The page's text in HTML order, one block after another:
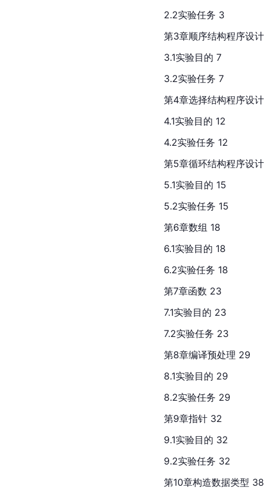
2.2实验任务 3
第3章顺序结构程序设
3.1实验目的 7
3.2实验任务 7
第4章选择结构程序设
4.1实验目的 12
4.2实验任务 12
第5章循环结构程序设
5.1实验目的 15
5.2实验任务 15
第6章数组 18
6.1实验目的 18
6.2实验任务 18
第7章函数 23
7.1实验目的 23
7.2实验任务 23
第8章编译预处理 29
8.1实验目的 29
8.2实验任务 29
第9章指针 32
9.1实验目的 32
9.2实验任务 32
第10章构造数据类型 38